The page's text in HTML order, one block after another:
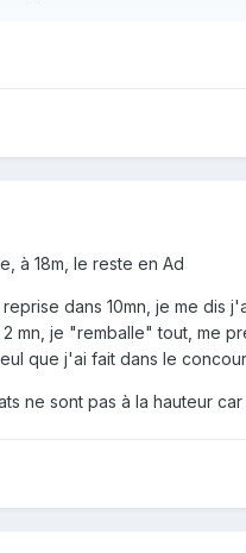
à 18m, le reste en Ad
dans 10mn, je me dis
je "remballe" tout, me
que j'ai fait dans le
ne sont pas à la hauteur